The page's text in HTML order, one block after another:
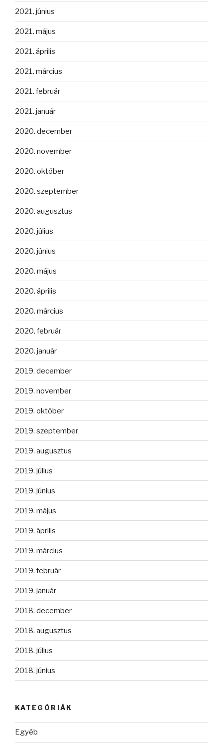
2021. június
2021. május
2021. április
2021. március
2021. február
2021. január
2020. december
2020. november
2020. október
2020. szeptember
2020. augusztus
2020. július
2020. június
2020. május
2020. április
2020. március
2020. február
2020. január
2019. december
2019. november
2019. október
2019. szeptember
2019. augusztus
2019. július
2019. június
2019. május
2019. április
2019. március
2019. február
2019. január
2018. december
2018. augusztus
2018. július
2018. június
KATEGÓRIÁK
Egyéb